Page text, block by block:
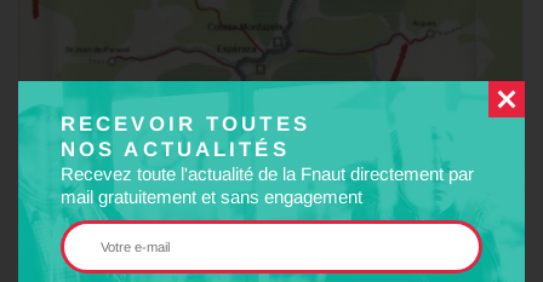
RECEVOIR TOUTES
NOS ACTUALITÉS
Recevez toute l'actualité de la Fnaut directement par
mail gratuitement et sans engagement